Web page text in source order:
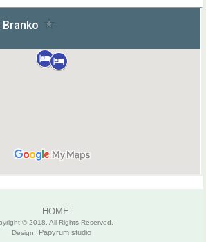
HOME
© 2018. All Rights Reserved.
Design:
Papyrum studio